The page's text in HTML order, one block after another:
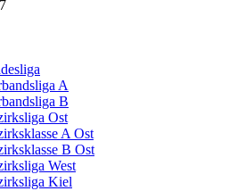
A
B
Ost
A Ost
B Ost
West
Kiel